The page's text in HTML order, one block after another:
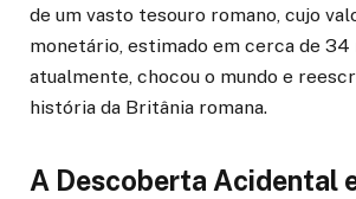
de um vasto tesouro romano, cujo
monetário, estimado em cerca de 34
atualmente, chocou o mundo e
história da Britânia romana.
A Descoberta Acidental